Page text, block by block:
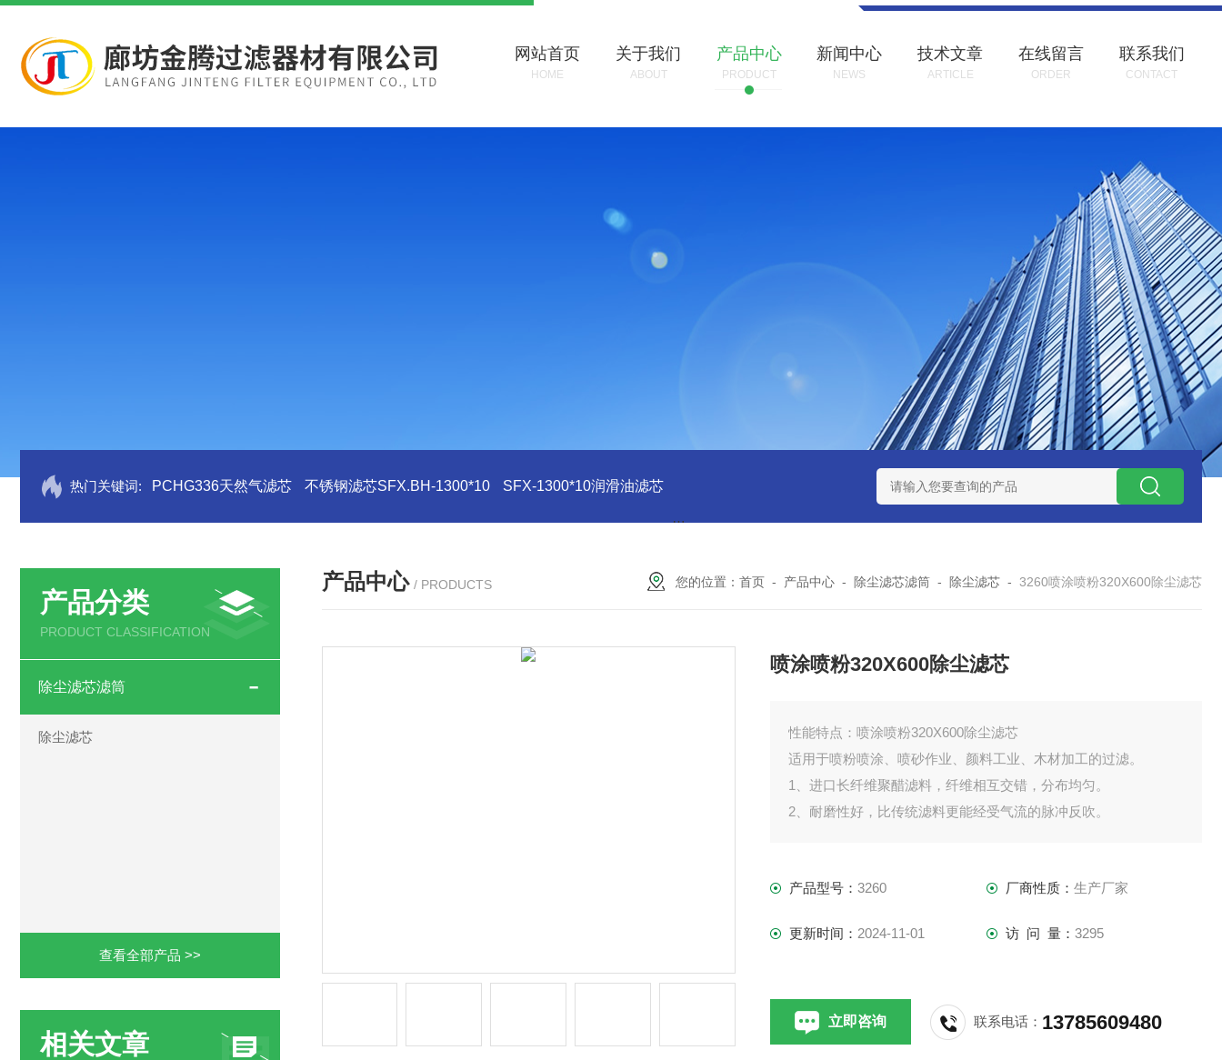
网站首页
HOME
关于我们
ABOUT
产品中心
PRODUCT
新闻中心
NEWS
技术文章
ARTICLE
在线留言
ORDER
联系我们
CONTACT
热门关键词: PCHG336天然气滤芯 不锈钢滤芯SFX.BH-1300*10 SFX-1300*10润滑油滤芯 300373润滑油滤芯 300373英德诺曼液压油滤芯
产品分类
PRODUCT CLASSIFICATION
除尘滤芯滤筒
除尘滤芯
查看全部产品 >>
相关文章
产品中心 / PRODUCTS 您的位置： 首页 - 产品中心 - 除尘滤芯滤筒 - 除尘滤芯 - 3260喷涂喷粉320X600除尘滤芯
喷涂喷粉320X600除尘滤芯
性能特点：喷涂喷粉320X600除尘滤芯
适用于喷粉喷涂、喷砂作业、颜料工业、木材加工的过滤。
1、进口长纤维聚醋滤料，纤维相互交错，分布均匀。
2、耐磨性好，比传统滤料更能经受气流的脉冲反吹。
5、密封闭孔弹性氯丁橡胶。
产品型号：3260 厂商性质： 生产厂家
更新时间： 2024-11-01 访 问 量： 3295
立即咨询 联系电话： 13785609480